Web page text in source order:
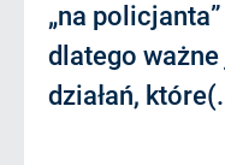
„na
dlatego
działań,